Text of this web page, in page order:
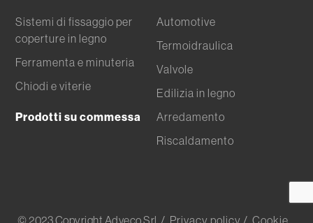
Sistemi di fissaggio per
coperture in legno
Ferramenta e minuteria
Chiodi e viterie
Prodotti su commessa
Automotive
Termoidraulica
Valvole
Edilizia in legno
Arredamento
Riscaldamento
© 2023 Copyright Adveco Srl / Privacy policy / Cookie